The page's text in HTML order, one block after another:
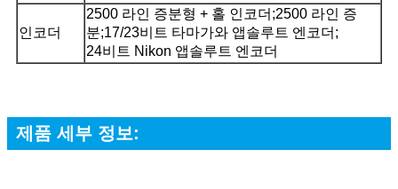
인코더
2500 라인 증분형 + 홀 인코더;2500 라인 증
분;17/23비트 타마가와 앱솔루트 엔코더;
24비트 Nikon 앱솔루트 엔코더
제품 세부 정보: